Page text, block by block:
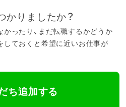
かりましたか？
ったり、まだ転職するかどうか
しておくと希望に近いお仕事が
ち追加する